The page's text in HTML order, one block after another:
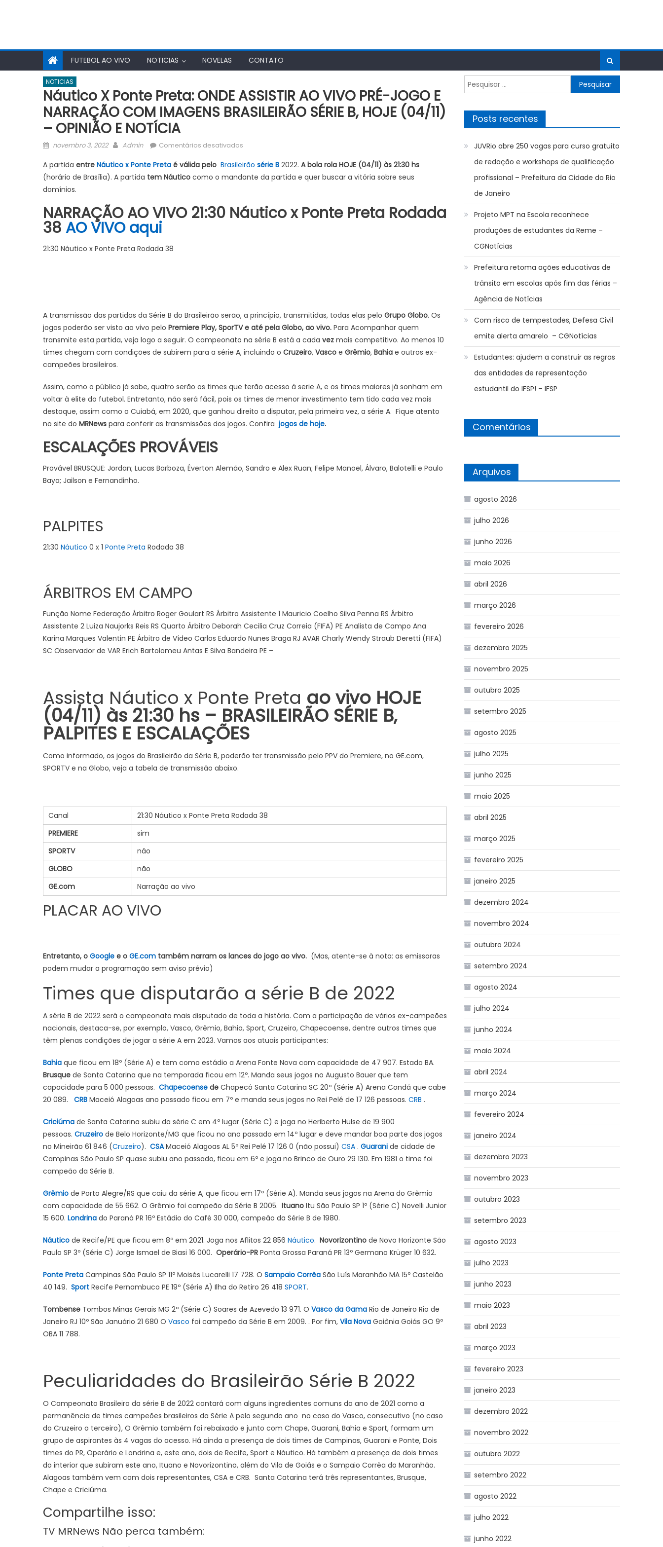
FUTEBOL AO VIVO NOTICIAS NOVELAS CONTATO
NOTICIAS
Náutico X Ponte Preta: ONDE ASSISTIR AO VIVO PRÉ-JOGO E
NARRAÇÃO COM IMAGENS BRASILEIRÃO SÉRIE B, HOJE (04/11)
– OPINIÃO E NOTÍCIA
Posted
novembro 3, 2022 Author
Admin Comentários desativados
x
Ponte
ASSISTIR
BRASILEIRÃO
SÉRIE
B,
HOJE
OPINIÃO
A partida entre Náutico x Ponte Preta é válida pelo Brasileirão série B 2022. A bola rola HOJE (04/11) às 21:30 hs
(horário de Brasília). A partida tem Náutico como o mandante da partida e quer buscar a vitória sobre seus
domínios.
NARRAÇÃO AO VIVO 21:30 Náutico x Ponte Preta Rodada
38 AO VIVO aqui
21:30 Náutico x Ponte Preta Rodada 38
A transmissão das partidas da Série B do Brasileirão serão, a princípio, transmitidas, todas elas pelo Grupo Globo. Os
jogos poderão ser visto ao vivo pelo Premiere Play, SporTV e até pela Globo, ao vivo. Para Acompanhar quem
transmite esta partida, veja logo a seguir. O campeonato na série B está a cada vez mais competitivo. Ao menos 10
times chegam com condições de subirem para a série A, incluindo o Cruzeiro, Vasco e Grêmio, Bahia e outros ex-
campeões brasileiros.
Assim, como o público já sabe, quatro serão os times que terão acesso à serie A, e os times maiores já sonham em
voltar à elite do futebol. Entretanto, não será fácil, pois os times de menor investimento tem tido cada vez mais
destaque, assim como o Cuiabá, em 2020, que ganhou direito a disputar, pela primeira vez, a série A. Fique atento
no site do MRNews para conferir as transmissões dos jogos. Confira jogos de hoje.
ESCALAÇÕES PROVÁVEIS
Provável BRUSQUE: Jordan; Lucas Barboza, Éverton Alemão, Sandro e Alex Ruan; Felipe Manoel, Álvaro, Balotelli e Paulo
Baya; Jailson e Fernandinho.
PALPITES
21:30 Náutico 0 x 1 Ponte Preta Rodada 38
ÁRBITROS EM CAMPO
Função Nome Federação Árbitro Roger Goulart RS Árbitro Assistente 1 Mauricio Coelho Silva Penna RS Árbitro
Assistente 2 Luiza Naujorks Reis RS Quarto Árbitro Deborah Cecilia Cruz Correia (FIFA) PE Analista de Campo Ana
Karina Marques Valentin PE Árbitro de Vídeo Carlos Eduardo Nunes Braga RJ AVAR Charly Wendy Straub Deretti (FIFA)
SC Observador de VAR Erich Bartolomeu Antas E Silva Bandeira PE –
Assista Náutico x Ponte Preta ao vivo HOJE
(04/11) às 21:30 hs – BRASILEIRÃO SÉRIE B,
PALPITES E ESCALAÇÕES
Como informado, os jogos do Brasileirão da Série B, poderão ter transmissão pelo PPV do Premiere, no GE.com,
SPORTV e na Globo, veja a tabela de transmissão abaixo.
Canal
21:30 Náutico x Ponte Preta Rodada 38
PREMIERE
sim
SPORTV
não
GLOBO
não
GE.com
Narração ao vivo
PLACAR AO VIVO
Entretanto, o Google e o GE.com também narram os lances do jogo ao vivo. (Mas, atente-se à nota: as emissoras
podem mudar a programação sem aviso prévio)
Times que disputarão a série B de 2022
A série B de 2022 será o campeonato mais disputado de toda a história. Com a participação de vários ex-campeões
nacionais, destaca-se, por exemplo, Vasco, Grêmio, Bahia, Sport, Cruzeiro, Chapecoense, dentre outros times que
têm plenas condições de jogar a série A em 2023. Vamos aos atuais participantes:
Bahia que ficou em 18º (Série A) e tem como estádio a Arena Fonte Nova com capacidade de 47 907. Estado BA.
Brusque de Santa Catarina que na temporada ficou em 12º. Manda seus jogos no Augusto Bauer que tem
capacidade para 5 000 pessoas. Chapecoense de Chapecó Santa Catarina SC 20º (Série A) Arena Condá que cabe
20 089. CRB Maceió Alagoas ano passado ficou em 7º e manda seus jogos no Rei Pelé de 17 126 pessoas. CRB .
Criciúma de Santa Catarina subiu da série C em 4º lugar (Série C) e joga no Heriberto Hülse de 19 900
pessoas. Cruzeiro de Belo Horizonte/MG que ficou no ano passado em 14º lugar e deve mandar boa parte dos jogos
no Mineirão 61 846 (Cruzeiro). CSAMaceió Alagoas AL 5º Rei Pelé 17 126 0 (não possui) CSA . Guarani de cidade de
Campinas São Paulo SP quase subiu ano passado, ficou em 6º e joga no Brinco de Ouro 29 130. Em 1981 o time foi
campeão da Série B.
Grêmio de Porto Alegre/RS que caiu da série A, que ficou em 17º (Série A). Manda seus jogos na Arena do Grêmio
com capacidade de 55 662. O Grêmio foi campeão da Série B 2005. Ituano Itu São Paulo SP 1º (Série C) Novelli Junior
15 600. Londrina do Paraná PR 16º Estádio do Café 30 000, campeão da Série B de 1980.
Náutico de Recife/PE que ficou em 8º em 2021. Joga nos Aflitos 22 856 Náutico. Novorizontino de Novo Horizonte São
Paulo SP 3º (Série C) Jorge Ismael de Biasi 16 000. Operário-PR Ponta Grossa Paraná PR 13º Germano Krüger 10 632.
Ponte Preta Campinas São Paulo SP 11º Moisés Lucarelli 17 728. O Sampaio Corrêa São Luís Maranhão MA 15º Castelão
40 149. Sport Recife Pernambuco PE 19º (Série A) Ilha do Retiro 26 418 SPORT.
Tombense Tombos Minas Gerais MG 2º (Série C) Soares de Azevedo 13 971. O Vasco da Gama Rio de Janeiro Rio de
Janeiro RJ 10º São Januário 21 680 O Vasco foi campeão da Série B em 2009. . Por fim, Vila Nova Goiânia Goiás GO 9º
OBA 11 788.
Peculiaridades do Brasileirão Série B 2022
O Campeonato Brasileiro da série B de 2022 contará com alguns ingredientes comuns do ano de 2021 como a
permanência de times campeões brasileiros da Série A pelo segundo ano no caso do Vasco, consecutivo (no caso
do Cruzeiro o terceiro), O Grêmio também foi rebaixado e junto com Chape, Guarani, Bahia e Sport, formam um
grupo de aspirantes às 4 vagas do acesso. Há ainda a presença de dois times de Campinas, Guarani e Ponte, Dois
times do PR, Operário e Londrina e, este ano, dois de Recife, Sport e Náutico. Há também a presença de dois times
do interior que subiram este ano, Ituano e Novorizontino, além do Vila de Goiás e o Sampaio Corrêa do Maranhão.
Alagoas também vem com dois representantes, CSA e CRB. Santa Catarina terá três representantes, Brusque,
Chape e Criciúma.
Compartilhe isso:
TV MRNews Não perca também:
Pesquisar
por:
Posts recentes
JUVRio abre 250 vagas para curso gratuito
de redação e workshops de qualificação
profissional – Prefeitura da Cidade do Rio
de Janeiro
Projeto MPT na Escola reconhece
produções de estudantes da Reme –
CGNotícias
Prefeitura retoma ações educativas de
trânsito em escolas após fim das férias –
Agência de Notícias
Com risco de tempestades, Defesa Civil
emite alerta amarelo – CGNotícias
Estudantes: ajudem a construir as regras
das entidades de representação
estudantil do IFSP! – IFSP
Comentários
Arquivos
agosto 2026
julho 2026
junho 2026
maio 2026
abril 2026
março 2026
fevereiro 2026
dezembro 2025
novembro 2025
outubro 2025
setembro 2025
agosto 2025
julho 2025
junho 2025
maio 2025
abril 2025
março 2025
fevereiro 2025
janeiro 2025
dezembro 2024
novembro 2024
outubro 2024
setembro 2024
agosto 2024
julho 2024
junho 2024
maio 2024
abril 2024
março 2024
fevereiro 2024
janeiro 2024
dezembro 2023
novembro 2023
outubro 2023
setembro 2023
agosto 2023
julho 2023
junho 2023
maio 2023
abril 2023
março 2023
fevereiro 2023
janeiro 2023
dezembro 2022
novembro 2022
outubro 2022
setembro 2022
agosto 2022
julho 2022
junho 2022